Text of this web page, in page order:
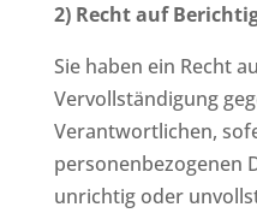
2) Recht auf
Sie haben ein Recht
Vervollständigung
Verantwortlichen,
personenbezogenen
unrichtig oder